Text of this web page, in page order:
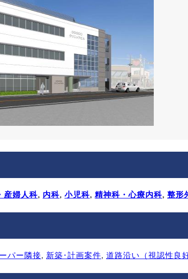
産婦人科, 内科, 小児科, 精神科・心療内科, 整形
パー隣接, 新築･計画案件, 道路沿い（視認性良